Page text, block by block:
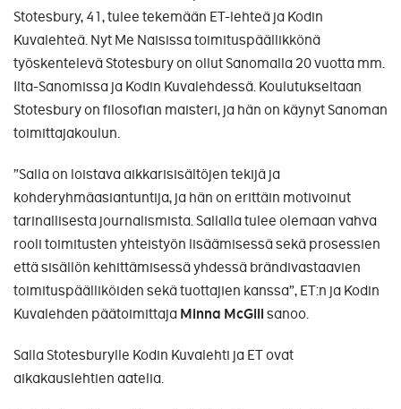
Stotesbury, 41, tulee tekemään ET-lehteä ja Kodin
Kuvalehteä. Nyt Me Naisissa toimituspäällikkönä
työskentelevä Stotesbury on ollut Sanomalla 20 vuotta mm.
Ilta-Sanomissa ja Kodin Kuvalehdessä. Koulutukseltaan
Stotesbury on filosofian maisteri, ja hän on käynyt Sanoman
toimittajakoulun.
”Salla on loistava aikkarisisältöjen tekijä ja
kohderyhmäasiantuntija, ja hän on erittäin motivoinut
tarinallisesta journalismista. Sallalla tulee olemaan vahva
rooli toimitusten yhteistyön lisäämisessä sekä prosessien
että sisällön kehittämisessä yhdessä brändivastaavien
toimituspäälliköiden sekä tuottajien kanssa”, ET:n ja Kodin
Kuvalehden päätoimittaja Minna McGill sanoo.
Salla Stotesburylle Kodin Kuvalehti ja ET ovat
aikakauslehtien aatelia.